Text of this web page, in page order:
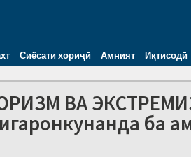
Сиёсати хориҷӣ Амният Иқтисодӣ
ВА
ба